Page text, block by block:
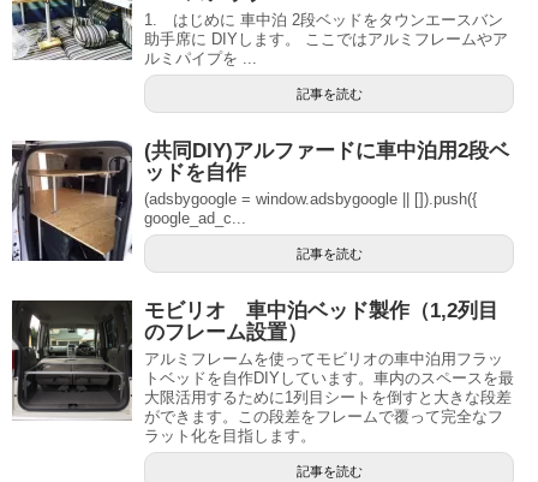
1. はじめに 車中泊 2段ベッドをタウンエースバン
助手席に DIYします。 ここではアルミフレームやア
ルミパイプを ...
記事を読む
(共同DIY)アルファードに車中泊用2段ベ
ッドを自作
(adsbygoogle = window.adsbygoogle || []).push({
google_ad_c...
記事を読む
モビリオ 車中泊ベッド製作（1,2列目
のフレーム設置）
アルミフレームを使ってモビリオの車中泊用フラッ
トベッドを自作DIYしています。車内のスペースを最
大限活用するために1列目シートを倒すと大きな段差
ができます。この段差をフレームで覆って完全なフ
ラット化を目指します。
記事を読む